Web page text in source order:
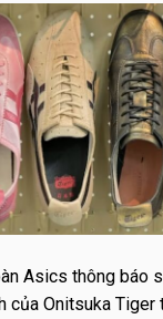
Asics thông báo
của Onitsuka Tiger